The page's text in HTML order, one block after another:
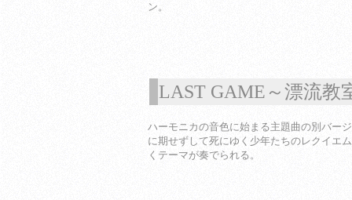
ン。
LAST GAME～漂流教
ハーモニカの音色に始まる主題曲の別バー
に期せずして死にゆく少年たちのレクイエ
くテーマが奏でられる。